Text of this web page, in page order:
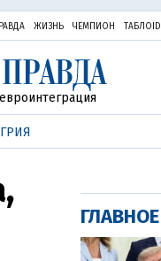
ЖИЗНЬ ЧЕМПИОН ТАБЛОID
ГЛАВНОЕ